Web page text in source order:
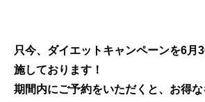
只今、ダイエットキャンペーンを6月
施しております！
期間内にご予約をいただくと、お得